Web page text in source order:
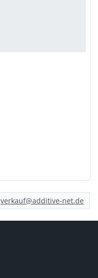
verkauf@additive-net.de